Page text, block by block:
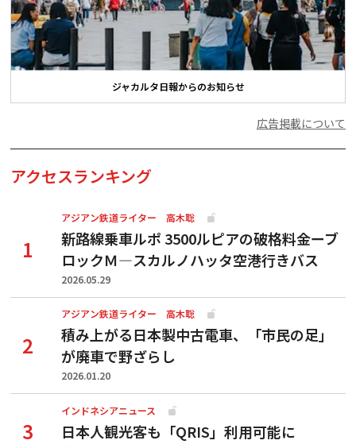
ジャカルタ日報からのお知らせ
広告掲載について
アクセスランキング
アジアン鉄道ライター 高木聡
新路線乗車ルポ 3500ルピアの破格料金ーブ
ロックＭ―スカルノハッタ空港行きバス
2026.05.29
アジアン鉄道ライター 高木聡
積み上がる日本製中古電車、「市民の足」
が廃車で野ざらし
2026.01.20
インドネシアニュース
日本人観光客も「QRIS」利用可能に